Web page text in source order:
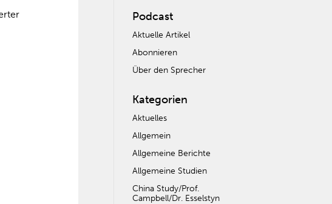
Podcast
Aktuelle Artikel
Abonnieren
Über den Sprecher
Kategorien
Aktuelles
Allgemein
Allgemeine Berichte
Allgemeine Studien
China Study/Prof.
Campbell/Dr. Esselstyn